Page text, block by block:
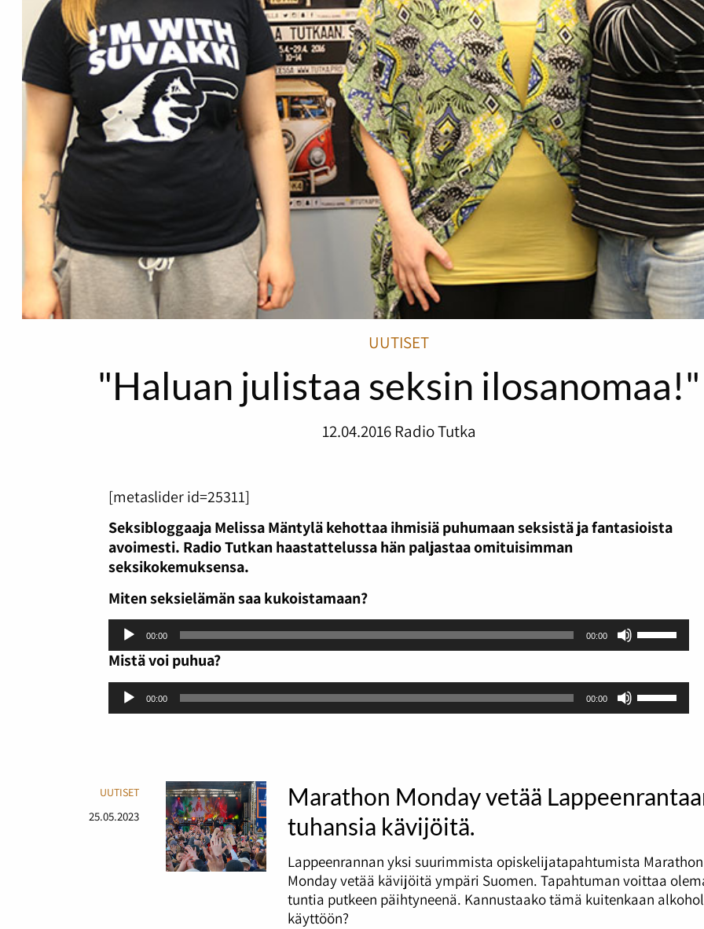
UUTISET
"Haluan julistaa seksin ilosanomaa!"
12.04.2016 Radio Tutka
[metaslider id=25311]
Seksibloggaaja Melissa Mäntylä kehottaa ihmisiä puhumaan seksistä ja fantasioista
avoimesti. Radio Tutkan haastattelussa hän paljastaa omituisimman
seksikokemuksensa.
Miten seksielämän saa kukoistamaan?
Äänitoistin
00:00 00:00
ylös
alas
säädät
Mistä voi puhua?
Äänitoistin
00:00 00:00
ylös
UUTISET
25.05.2023
Marathon Monday vetää
tuhansia kävijöitä.
Lappeenrannan yksi suurimmista opiskelijatapahtumista Marathon
Monday vetää kävijöitä ympäri Suomen. Tapahtuman voittaa
tuntia putkeen päihtyneenä. Kannustaako tämä kuitenkaan
käyttöön?